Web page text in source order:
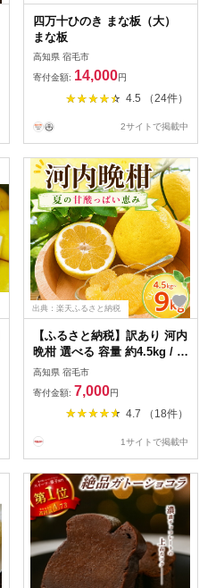
四万十ひのき まな板（大）
まな板
高知県 宿毛市
寄付金額: 14,000円
4.5 （24件）
2サイトで掲載中
出典：楽天ふるさと納税
【ふるさと納税】訳あり 河内
晩柑 選べる 容量 約4.5kg / 約
9kg 不揃い 龍馬がゆく 園芸
柑橘 フルーツ みかん 果物 ジ
ュース 坂本龍馬 土佐 特産品
果汁 ビタミンC 産地直送 旬
用 お取り寄せ グルメ 国産 甘
高知県 宿毛市
寄付金額: 7,000円
4.7 （18件）
1サイトで掲載中